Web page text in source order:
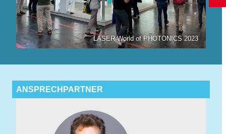
LASER World of PHOTONICS 2023
ANSPRECHPARTNER